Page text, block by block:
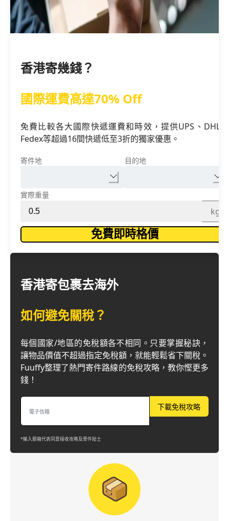
香港寄包裹去海外
如何避免關稅？
每個國家/地區的免稅額各不相同。只要掌握秘訣，
讓物品價值不超過指定免稅額，就能輕鬆省下關稅。
Fuuffy整理了熱門寄件路線的免稅攻略，教你慳更多
錢！
下載免稅攻略
*輸入郵箱代表同意接收攻略及寄件貼士
香港寄幾錢？
國際運費高達70% Off
免費比較各大國際快遞運費和時效，提供UPS、DHL、
Fedex等超過16間快遞低至3折的獨家優惠。
寄件地 目的地
實際重量
kg
免費即時格價